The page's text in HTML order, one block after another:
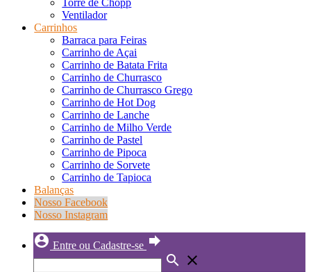
Torre de Chopp
Ventilador
Carrinhos
Barraca para Feiras
Carrinho de Açai
Carrinho de Batata Frita
Carrinho de Churrasco
Carrinho de Churrasco Grego
Carrinho de Hot Dog
Carrinho de Lanche
Carrinho de Milho Verde
Carrinho de Pastel
Carrinho de Pipoca
Carrinho de Sorvete
Carrinho de Tapioca
Balanças
Nosso Facebook
Nosso Instagram
account_circle Entre ou Cadastre-se forward
search close